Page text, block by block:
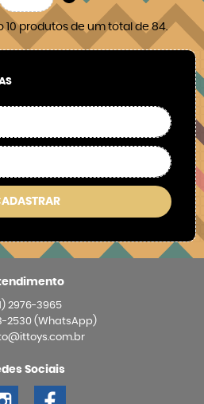
10 produtos de um total de 84.
2976-3965
2530 (WhatsApp)
Sociais